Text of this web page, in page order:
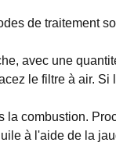
de traitement
avec une
le filtre à air. Si
la combustion.
à l'aide de la